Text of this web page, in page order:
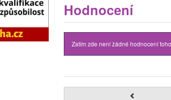
Hodnocení
Zatím zde není žádné hodnocení